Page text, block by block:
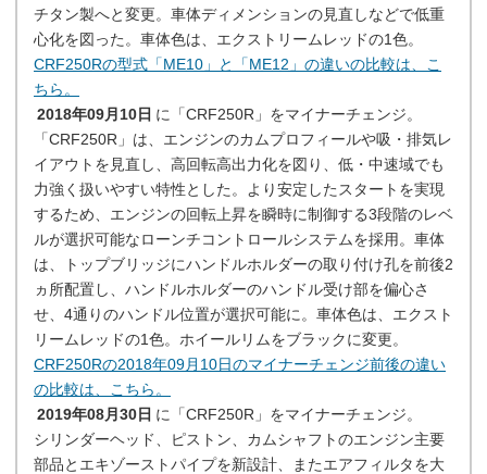
チタン製へと変更。車体ディメンションの見直しなどで低重
心化を図った。車体色は、エクストリームレッドの1色。
CRF250Rの型式「ME10」と「ME12」の違いの比較は、こ
ちら。
2018年09月10日 に「CRF250R」をマイナーチェンジ。
「CRF250R」は、エンジンのカムプロフィールや吸・排気レ
イアウトを見直し、高回転高出力化を図り、低・中速域でも
力強く扱いやすい特性とした。より安定したスタートを実現
するため、エンジンの回転上昇を瞬時に制御する3段階のレベ
ルが選択可能なローンチコントロールシステムを採用。車体
は、トップブリッジにハンドルホルダーの取り付け孔を前後2
ヵ所配置し、ハンドルホルダーのハンドル受け部を偏心さ
せ、4通りのハンドル位置が選択可能に。車体色は、エクスト
リームレッドの1色。ホイールリムをブラックに変更。
CRF250Rの2018年09月10日のマイナーチェンジ前後の違い
の比較は、こちら。
2019年08月30日 に「CRF250R」をマイナーチェンジ。
シリンダーヘッド、ピストン、カムシャフトのエンジン主要
部品とエキゾーストパイプを新設計、またエアフィルタを大